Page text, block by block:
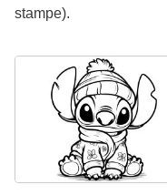
stampe).